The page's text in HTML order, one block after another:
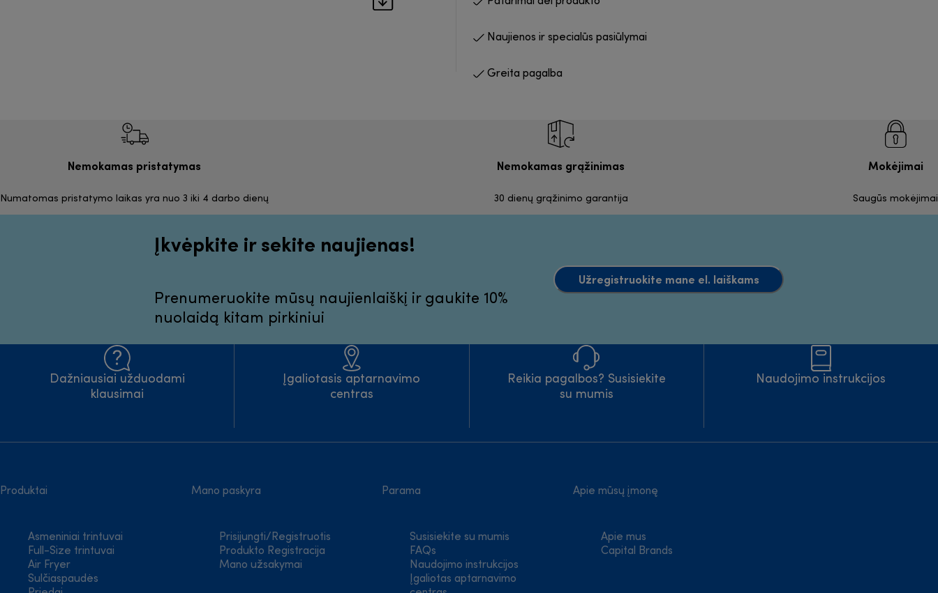
Naujienos ir specialūs pasiūlymai
Greita pagalba
Nemokamas pristatymas
Numatomas pristatymo laikas yra nuo 3 iki 4 darbo dienų
Nemokamas grąžinimas
30 dienų grąžinimo garantija
Mokėjimai
Saugūs mokėjimai
Įkvėpkite ir sekite naujienas!
Prenumeruokite mūsų naujienlaiškį ir gaukite 10%
nuolaidą kitam pirkiniui
Užregistruokite mane el. laiškams
Dažniausiai užduodami
klausimai
Įgaliotasis aptarnavimo
centras
Reikia pagalbos? Susisiekite
su mumis
Naudojimo instrukcijos
Produktai
Asmeniniai trintuvai
Full-Size trintuvai
Air Fryer
Sulčiaspaudės
Mano paskyra
Prisijungti/Registruotis
Produkto Registracija
Mano užsakymai
Parama
Susisiekite su mumis
FAQs
Naudojimo instrukcijos
Įgaliotas aptarnavimo
Apie mūsų įmonę
Apie mus
Capital Brands